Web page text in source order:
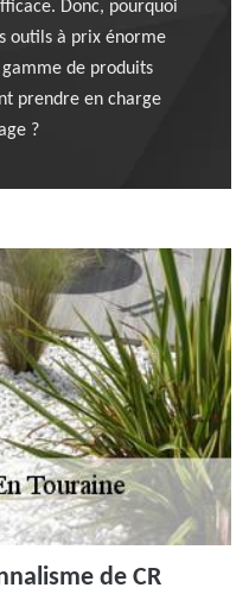
Donc, pourquoi
outils à prix énorme
de produits
prendre en charge
?
de CR